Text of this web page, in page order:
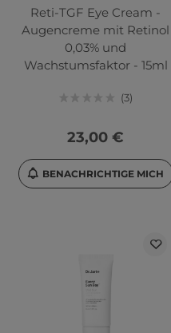
Reti-TGF Eye Cream -
Augencreme mit Retinol
0,03% und
Wachstumsfaktor - 15ml
3
23,00 €
BENACHRICHTIGE MICH